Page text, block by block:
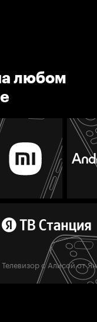
любом
Телевизор с Алисой от